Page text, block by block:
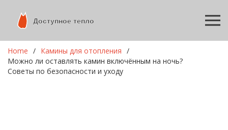
Home
Камины для отопления
Можно ли оставлять камин включённым на ночь?
Советы по безопасности и уходу